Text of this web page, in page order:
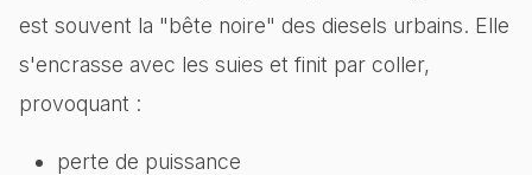
est souvent la "bête noire" des diesels urbains. Elle
s'encrasse avec les suies et finit par coller,
provoquant :
perte de puissance